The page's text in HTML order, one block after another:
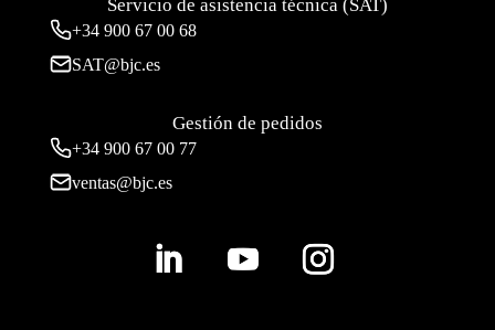
Servicio de asistencia técnica (SAT)
+34 900 67 00 68
SAT@bjc.es
Gestión de pedidos
+34 900 67 00 77
ventas@bjc.es